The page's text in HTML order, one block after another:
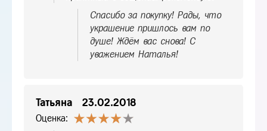
Спасибо за покупку! Рады, что
украшение пришлось вам по
душе! Ждём вас снова! С
уважением Наталья!
Татьяна 23.02.2018
Оценка: